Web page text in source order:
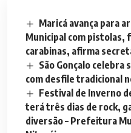
Maricá avança para
Municipal com pistolas,
carabinas, afirma
São Gonçalo celebra
com desfile tradicional
Festival de Inverno
terá três dias de rock,
diversão – Prefeitura